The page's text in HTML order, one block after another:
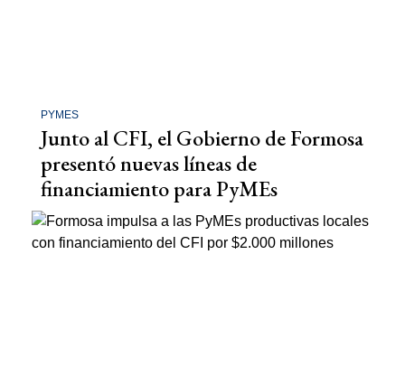
PYMES
Junto al CFI, el Gobierno de Formosa
presentó nuevas líneas de
financiamiento para PyMEs